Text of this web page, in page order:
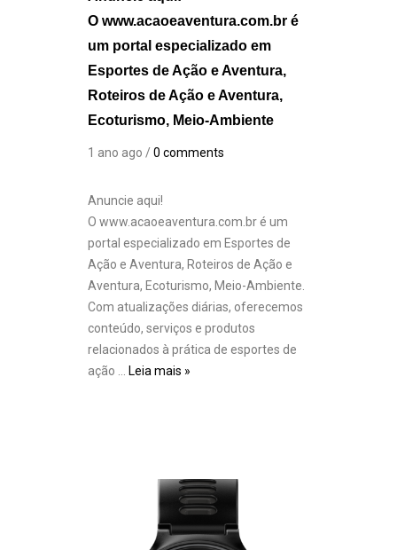
O www.acaoeaventura.com.br é
um portal especializado em
Esportes de Ação e Aventura,
Roteiros de Ação e Aventura,
Ecoturismo, Meio-Ambiente
1 ano ago /0 comments
Anuncie aqui!
O www.acaoeaventura.com.br é um
portal especializado em Esportes de
Ação e Aventura, Roteiros de Ação e
Aventura, Ecoturismo, Meio-Ambiente.
Com atualizações diárias, oferecemos
conteúdo, serviços e produtos
relacionados à prática de esportes de
ação … Leia mais »